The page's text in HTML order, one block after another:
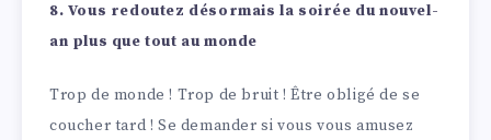
8. Vous redoutez désormais la soirée du nouvel-
an plus que tout au monde
Trop de monde ! Trop de bruit ! Être obligé de se
coucher tard ! Se demander si vous vous amusez